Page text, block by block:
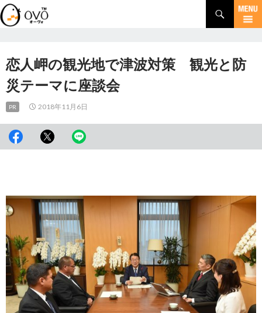
検
索
コ
ン
ツ
へ
移
動
恋人岬の観光地で津波対策 観光と防
災テーマに座談会
PR 2018年11月6日